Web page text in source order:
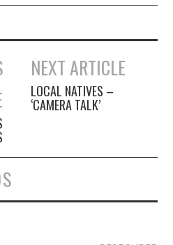
NEXT ARTICLE
LOCAL NATIVES –
‘CAMERA TALK’